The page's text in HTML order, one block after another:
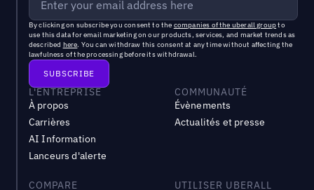
By clicking on subscribe you consent to the companies of the uberall groupto
use this data for email marketing on our products, services, and market trends as
described here. You can withdraw this consent at any time without affecting the
lawfulness of the processing before its withdrawal.
L'ENTREPRISE
À propos
Carrières
AI Information
Lanceurs d'alerte
COMMUNAUTÉ
Évènements
Actualités et presse
COMPARE UTILISER UBERALL